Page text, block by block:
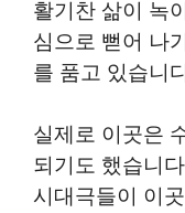
활기찬 삶이 녹
심으로 뻗어 나
를 품고 있습니
실제로 이곳은
되기도 했습니
시대극들이 이